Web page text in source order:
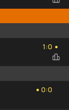
1
1:
0
0 ●
●
0
0:
0
0